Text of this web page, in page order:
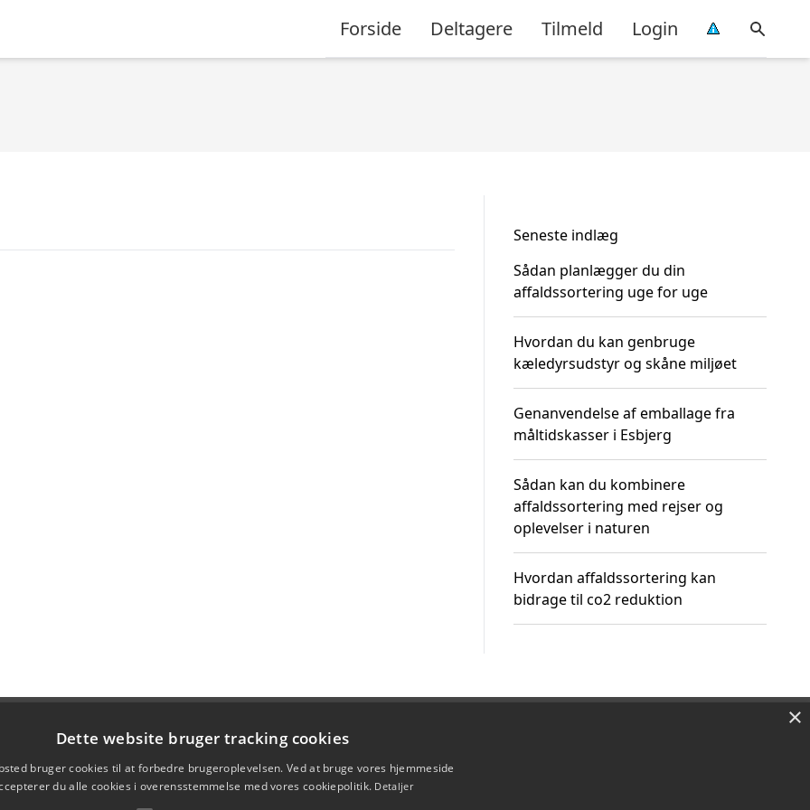
Forside Deltagere Tilmeld Login
Seneste indlæg
Sådan planlægger du din
affaldssortering uge for uge
Hvordan du kan genbruge
kæledyrsudstyr og skåne miljøet
Genanvendelse af emballage fra
måltidskasser i Esbjerg
Sådan kan du kombinere
affaldssortering med rejser og
oplevelser i naturen
Hvordan affaldssortering kan
bidrage til co2 reduktion
×
Dette website bruger tracking cookies
bruger cookies til at forbedre brugeroplevelsen. Ved at bruge vores hjemmeside
du alle cookies i overensstemmelse med vores cookiepolitik. Detaljer